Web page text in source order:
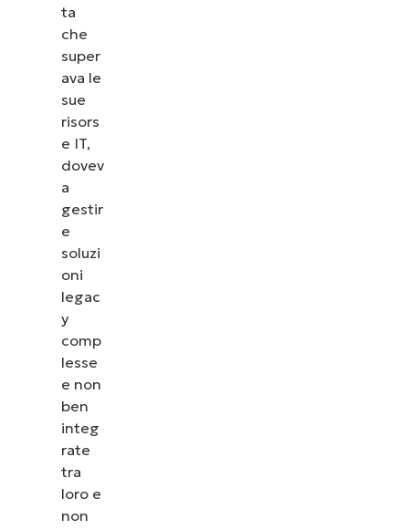
ta
che
super
ava le
sue
risors
e IT,
dovev
a
gestir
e
soluzi
oni
legac
y
comp
lesse
e non
ben
integ
rate
tra
loro e
non